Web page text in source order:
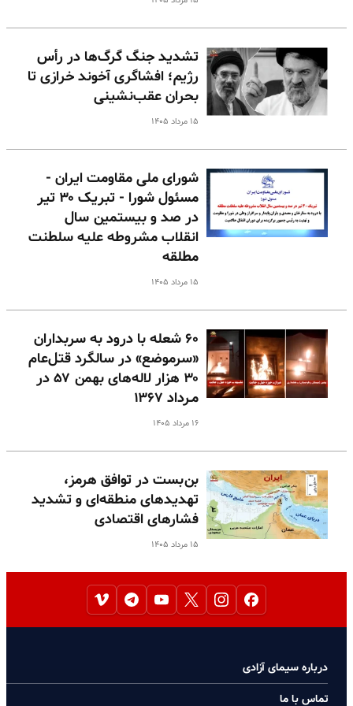
تشدید جنگ گرگ‌ها در رأس
رژیم؛ افشاگری آخوند خرازی تا
بحران عقب‌نشینی
۱۵ مرداد ۱۴۰۵
شورای ملی مقاومت ایران -
مسئول شورا - تبریک ۳۰ تیر
در صد و بیستمین سال
انقلاب مشروطه علیه سلطنت
مطلقه
۱۵ مرداد ۱۴۰۵
۶۰ شعله با درود به سربداران
«سرموضع» در سالگرد قتل‌عام
۳۰ هزار لاله‌های بهمن ۵۷ در
مـرداد ۱۳۶۷
۱۶ مرداد ۱۴۰۵
بن‌بست در توافق هرمز،
تهدیدهای منطقه‌ای و تشدید
فشارهای اقتصادی
۱۵ مرداد ۱۴۰۵
درباره سیمای آزادی
تماس با ما